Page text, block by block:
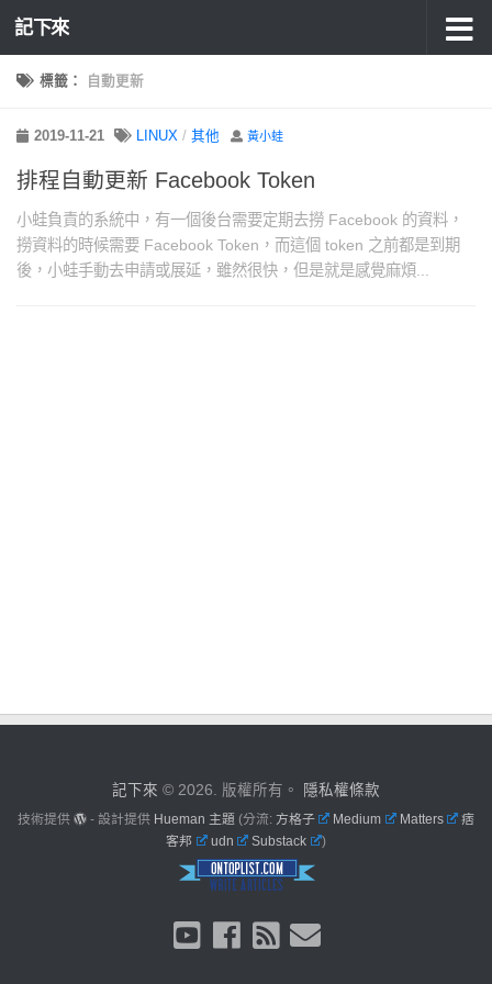
記下來
標籤： 自動更新
2019-11-21 LINUX / 其他 黃小蛙
排程自動更新 Facebook Token
小蛙負責的系統中，有一個後台需要定期去撈 Facebook 的資料，
撈資料的時候需要 Facebook Token，而這個 token 之前都是到期
後，小蛙手動去申請或展延，雖然很快，但是就是感覺麻煩...
記下來 © 2026. 版權所有。 隱私權條款
技術提供 - 設計提供 Hueman 主題 (分流: 方格子 Medium Matters
痞
客邦
udn Substack )